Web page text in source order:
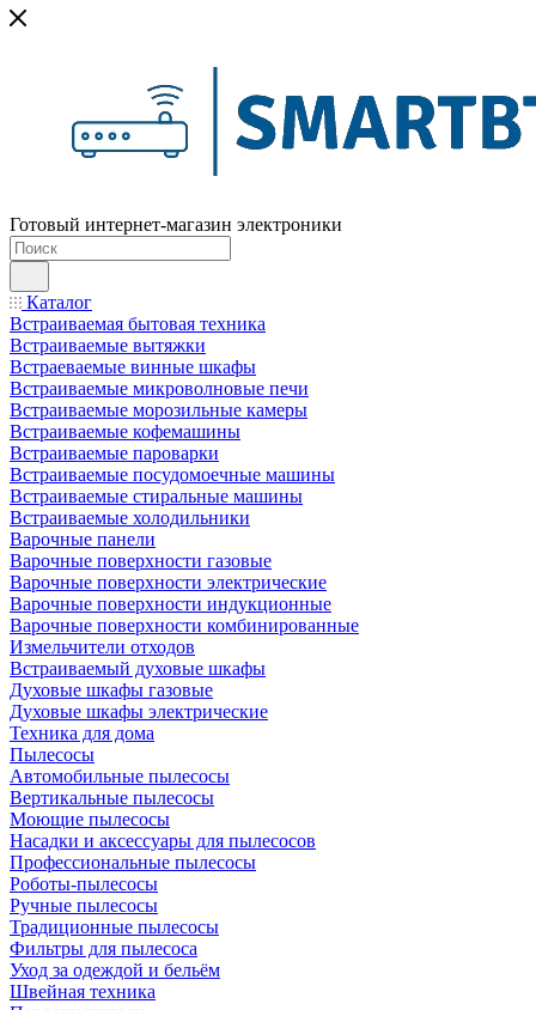
Готовый интернет-магазин электроники
Каталог
Встраиваемая бытовая техника
Встраиваемые вытяжки
Встраеваемые винные шкафы
Встраиваемые микроволновые печи
Встраиваемые морозильные камеры
Встраиваемые кофемашины
Встраиваемые пароварки
Встраиваемые посудомоечные машины
Встраиваемые стиральные машины
Встраиваемые холодильники
Варочные панели
Варочные поверхности газовые
Варочные поверхности электрические
Варочные поверхности индукционные
Варочные поверхности комбинированные
Измельчители отходов
Встраиваемый духовые шкафы
Духовые шкафы газовые
Духовые шкафы электрические
Техника для дома
Пылесосы
Автомобильные пылесосы
Вертикальные пылесосы
Моющие пылесосы
Насадки и аксессуары для пылесосов
Профессиональные пылесосы
Роботы-пылесосы
Ручные пылесосы
Традиционные пылесосы
Фильтры для пылесоса
Уход за одеждой и бельём
Швейная техника